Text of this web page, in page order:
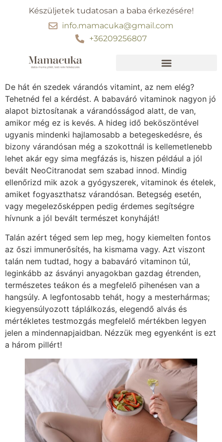
Készüljetek tudatosan a baba érkezésére!
info.mamacuka@gmail.com
+36209256807
De hát én szedek várandós vitamint, az nem elég?
Tehetnéd fel a kérdést. A babaváró vitaminok nagyon jó
alapot biztosítanak a várandósságod alatt, de van,
amikor még ez is kevés. A hideg idő beköszöntével
ugyanis mindenki hajlamosabb a betegeskedésre, és
bizony várandósan még a szokottnál is kellemetlenebb
lehet akár egy sima megfázás is, hiszen például a jól
bevált NeoCitranodat sem szabad innod. Mindig
ellenőrizd mik azok a gyógyszerek, vitaminok és ételek,
amiket fogyaszthatsz várandósan. Betegség esetén,
vagy megelezősképpen pedig érdemes segítségre
hívnunk a jól bevált természet konyháját!
Talán azért téged sem lep meg, hogy kiemelten fontos
az őszi immunerősítés, ha kismama vagy. Azt viszont
talán nem tudtad, hogy a babaváró vitaminon túl,
leginkább az ásványi anyagokban gazdag étrenden,
természetes teákon és a megfelelő pihenésen van a
hangsúly. A legfontosabb tehát, hogy a mesterhármas;
kiegyensúlyozott táplálkozás, elegendő alvás és
mértékletes testmozgás megfelelő mértékben legyen
jelen a mindennapjaidban. Nézzük meg egyenként is ezt
a három pillért!